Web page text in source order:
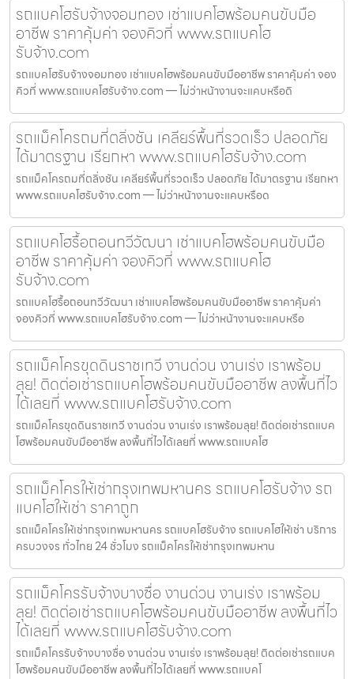
รถแบคโฮรับจ้างจอมทอง เช่าแบคโฮพร้อมคนขับมือ
อาชีพ ราคาคุ้มค่า จองคิวที่ www.รถแบคโฮ
รับจ้าง.com
รถแบคโฮรับจ้างจอมทอง เช่าแบคโฮพร้อมคนขับมืออาชีพ ราคาคุ้มค่า จอง
คิวที่ www.รถแบคโฮรับจ้าง.com — ไม่ว่าหน้างานจะแคบหรือดิ
รถแม็คโครถมที่ตลิ่งชัน เคลียร์พื้นที่รวดเร็ว ปลอดภัย
ได้มาตรฐาน เรียกหา www.รถแบคโฮรับจ้าง.com
รถแม็คโครถมที่ตลิ่งชัน เคลียร์พื้นที่รวดเร็ว ปลอดภัย ได้มาตรฐาน เรียกหา
www.รถแบคโฮรับจ้าง.com — ไม่ว่าหน้างานจะแคบหรือด
รถแบคโฮรื้อถอนทวีวัฒนา เช่าแบคโฮพร้อมคนขับมือ
อาชีพ ราคาคุ้มค่า จองคิวที่ www.รถแบคโฮ
รับจ้าง.com
รถแบคโฮรื้อถอนทวีวัฒนา เช่าแบคโฮพร้อมคนขับมืออาชีพ ราคาคุ้มค่า
จองคิวที่ www.รถแบคโฮรับจ้าง.com — ไม่ว่าหน้างานจะแคบหรือ
รถแม็คโครขุดดินราชเทวี งานด่วน งานเร่ง เราพร้อม
ลุย! ติดต่อเช่ารถแบคโฮพร้อมคนขับมืออาชีพ ลงพื้นที่ไว
ได้เลยที่ www.รถแบคโฮรับจ้าง.com
รถแม็คโครขุดดินราชเทวี งานด่วน งานเร่ง เราพร้อมลุย! ติดต่อเช่ารถแบค
โฮพร้อมคนขับมืออาชีพ ลงพื้นที่ไวได้เลยที่ www.รถแบคโฮ
รถแม็คโครให้เช่ากรุงเทพมหานคร รถแบคโฮรับจ้าง รถ
แบคโฮให้เช่า ราคาถูก
รถแม็คโครให้เช่ากรุงเทพมหานคร รถแบคโฮรับจ้าง รถแบคโฮให้เช่า บริการ
ครบวงจร ทั่วไทย 24 ชั่วโมง รถแม็คโครให้เช่ากรุงเทพมหาน
รถแม็คโครรับจ้างบางซื่อ งานด่วน งานเร่ง เราพร้อม
ลุย! ติดต่อเช่ารถแบคโฮพร้อมคนขับมืออาชีพ ลงพื้นที่ไว
ได้เลยที่ www.รถแบคโฮรับจ้าง.com
รถแม็คโครรับจ้างบางซื่อ งานด่วน งานเร่ง เราพร้อมลุย! ติดต่อเช่ารถแบค
โฮพร้อมคนขับมืออาชีพ ลงพื้นที่ไวได้เลยที่ www.รถแบคโ